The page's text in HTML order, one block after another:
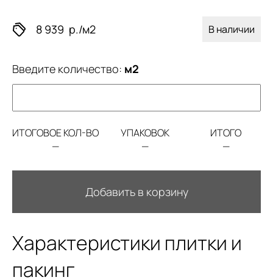
8 939 р./м2 В наличии
Введите количество: м2
ИТОГОВОЕ КОЛ-ВО
—
УПАКОВОК
—
ИТОГО
—
Добавить в корзину
Характеристики плитки и
пакинг